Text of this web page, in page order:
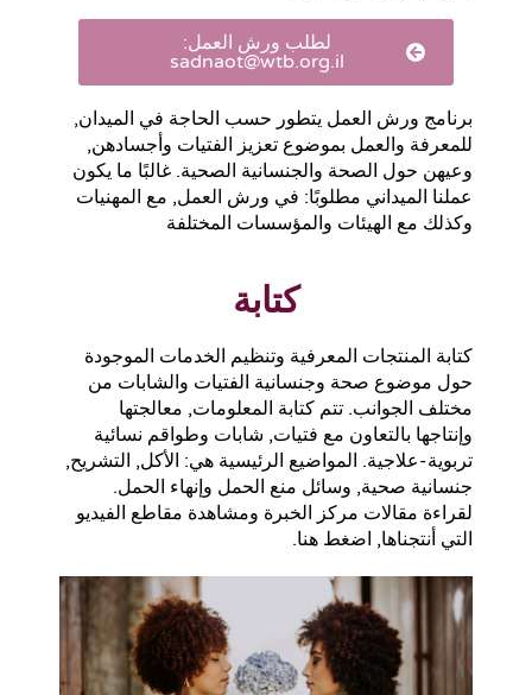
لطلب ورش العمل:
sadnaot@wtb.org.il
برنامج ورش العمل يتطور حسب الحاجة في الميدان,
للمعرفة والعمل بموضوع تعزيز الفتيات وأجسادهن,
وعيهن حول الصحة والجنسانية الصحية. غالبًا ما يكون
عملنا الميداني مطلوبًا: في ورش العمل, مع المهنيات
وكذلك مع الهيئات والمؤسسات المختلفة
كتابة
كتابة المنتجات المعرفية وتنظيم الخدمات الموجودة
حول موضوع صحة وجنسانية الفتيات والشابات من
مختلف الجوانب. تتم كتابة المعلومات, معالجتها
وإنتاجها بالتعاون مع فتيات, شابات وطواقم نسائية
تربوية-علاجية. المواضيع الرئيسية هي: الأكل, التشريح,
جنسانية صحية, وسائل منع الحمل وإنهاء الحمل.
لقراءة مقالات مركز الخبرة ومشاهدة مقاطع الفيديو
التي أنتجناها, اضغط هنا.